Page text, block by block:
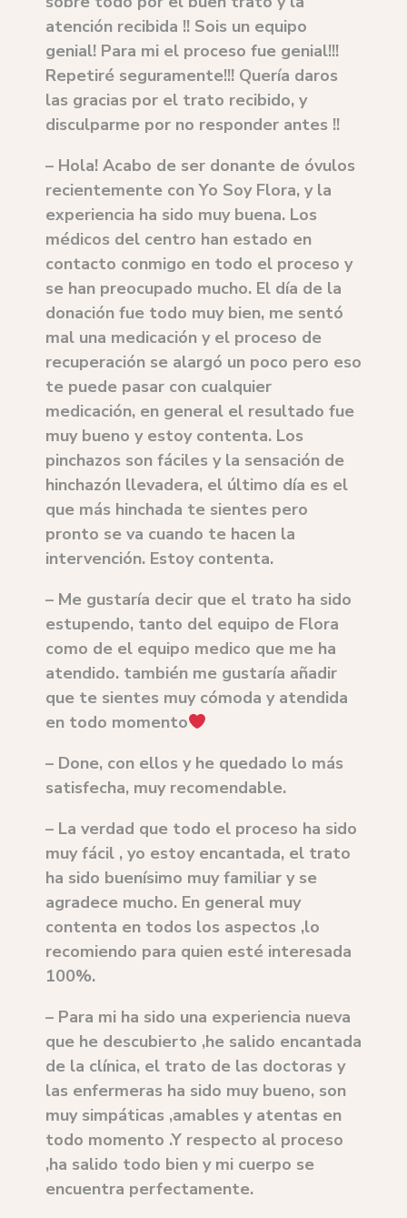
atención recibida !! Sois un equipo
genial! Para mi el proceso fue genial!!!
Repetiré seguramente!!! Quería daros
las gracias por el trato recibido, y
disculparme por no responder antes !!
– Hola! Acabo de ser donante de óvulos
recientemente con Yo Soy Flora, y la
experiencia ha sido muy buena. Los
médicos del centro han estado en
contacto conmigo en todo el proceso y
se han preocupado mucho. El día de la
donación fue todo muy bien, me sentó
mal una medicación y el proceso de
recuperación se alargó un poco pero eso
te puede pasar con cualquier
medicación, en general el resultado fue
muy bueno y estoy contenta. Los
pinchazos son fáciles y la sensación de
hinchazón llevadera, el último día es el
que más hinchada te sientes pero
pronto se va cuando te hacen la
intervención. Estoy contenta.
– Me gustaría decir que el trato ha sido
estupendo, tanto del equipo de Flora
como de el equipo medico que me ha
atendido. también me gustaría añadir
que te sientes muy cómoda y atendida
en todo momento
– Done, con ellos y he quedado lo más
satisfecha, muy recomendable.
– La verdad que todo el proceso ha sido
muy fácil , yo estoy encantada, el trato
ha sido buenísimo muy familiar y se
agradece mucho. En general muy
contenta en todos los aspectos ,lo
recomiendo para quien esté interesada
100%.
– Para mi ha sido una experiencia nueva
que he descubierto ,he salido encantada
de la clínica, el trato de las doctoras y
las enfermeras ha sido muy bueno, son
muy simpáticas ,amables y atentas en
todo momento .Y respecto al proceso
,ha salido todo bien y mi cuerpo se
encuentra perfectamente.